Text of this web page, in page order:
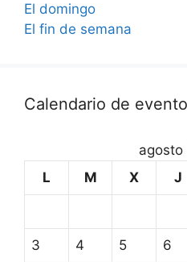
El domingo
El fin de semana
Calendario de
agosto
L
M X J
3 4 5 6